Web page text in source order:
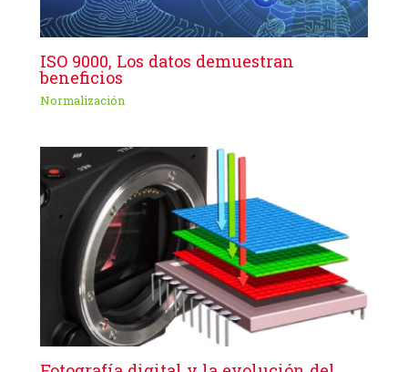
ISO 9000, Los datos demuestran
beneficios
Normalización